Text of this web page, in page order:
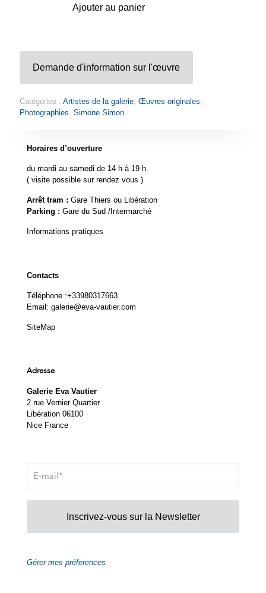
Ajouter au panier
Demande d'information sur l'œuvre
Catégories : Artistes de la galerie Œuvres originales
Photographies Simone Simon
Horaires d’ouverture
du mardi au samedi de 14 h à 19 h
( visite possible sur rendez vous )
Arrêt tram : Gare Thiers ou Libération
Parking : Gare du Sud /Intermarché
Informations pratiques
Contacts
Téléphone :+33980317663
Email: galerie@eva-vautier.com
SiteMap
Adresse
Galerie Eva Vautier
2 rue Vernier Quartier
Libération 06100
Nice France
Inscrivez-vous sur la Newsletter
Gérer mes préferences